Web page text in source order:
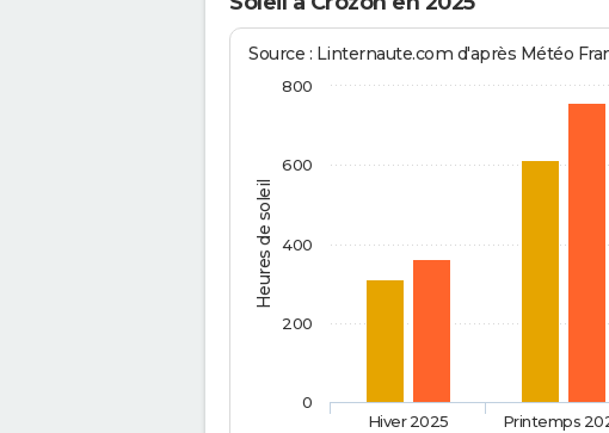
Heures de soleil
Source : Linternaute.com d'après Météo
Hiver 2025 Printemps
0
200
400
600
800